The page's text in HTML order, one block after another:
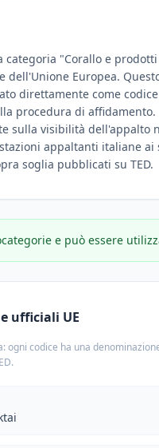
categoria "Corallo e
dell'Unione Europea.
direttamente come
procedura di
sulla visibilità dell'appalto
appaltanti italiane
soglia pubblicati su TED.
e può essere
ufficiali UE
ogni codice ha una